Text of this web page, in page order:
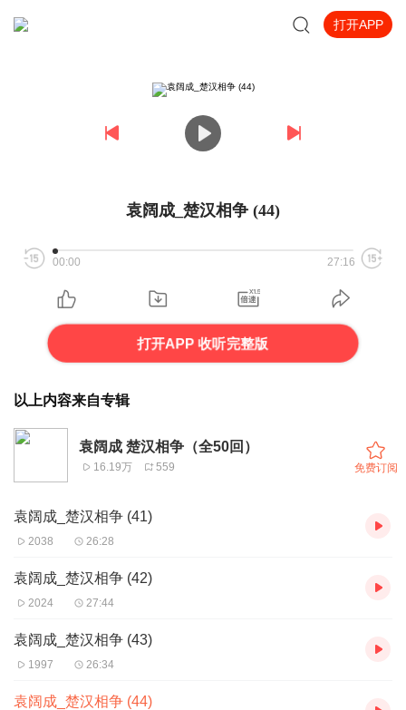
打开APP
袁阔成_楚汉相争 (44)
00:00 27:16
打开APP 收听完整版
以上内容来自专辑
袁阔成 楚汉相争（全50回）
16.19万 559 免费订阅
袁阔成_楚汉相争 (41)
2038 26:28
袁阔成_楚汉相争 (42)
2024 27:44
袁阔成_楚汉相争 (43)
1997 26:34
袁阔成_楚汉相争 (44)